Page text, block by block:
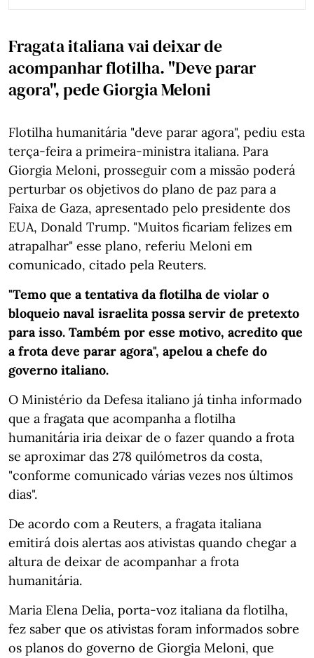
Fragata italiana vai deixar de
acompanhar flotilha. "Deve parar
agora", pede Giorgia Meloni
Flotilha humanitária "deve parar agora", pediu esta
terça-feira a primeira-ministra italiana. Para
Giorgia Meloni, prosseguir com a missão poderá
perturbar os objetivos do plano de paz para a
Faixa de Gaza, apresentado pelo presidente dos
EUA, Donald Trump. "Muitos ficariam felizes em
atrapalhar" esse plano, referiu Meloni em
comunicado, citado pela Reuters.
"Temo que a tentativa da flotilha de violar o
bloqueio naval israelita possa servir de pretexto
para isso. Também por esse motivo, acredito que
a frota deve parar agora", apelou a chefe do
governo italiano.
O Ministério da Defesa italiano já tinha informado
que a fragata que acompanha a flotilha
humanitária iria deixar de o fazer quando a frota
se aproximar das 278 quilómetros da costa,
"conforme comunicado várias vezes nos últimos
dias".
De acordo com a Reuters, a fragata italiana
emitirá dois alertas aos ativistas quando chegar a
altura de deixar de acompanhar a frota
humanitária.
Maria Elena Delia, porta-voz italiana da flotilha,
fez saber que os ativistas foram informados sobre
os planos do governo de Giorgia Meloni, que